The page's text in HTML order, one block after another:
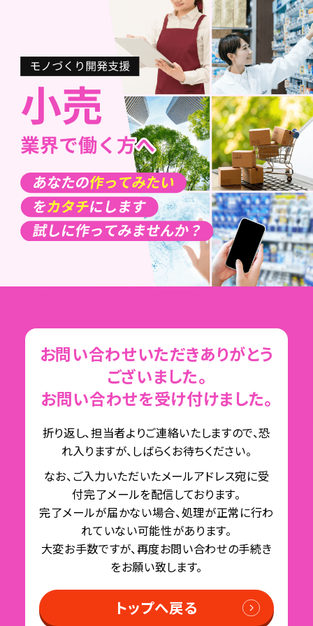
お問い合わせいただきありがとう
ございました。
お問い合わせを受け付けました。
折り返し、担当者よりご連絡いたしますので、恐
れ入りますが、しばらくお待ちください。
なお、ご入力いただいたメールアドレス宛に受
付完了メールを配信しております。
完了メールが届かない場合、処理が正常に行わ
れていない可能性があります。
大変お手数ですが、再度お問い合わせの手続き
をお願い致します。
トップへ戻る